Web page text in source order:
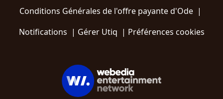
Conditions Générales de l'offre payante d'Ode |
Notifications | Gérer Utiq | Préférences cookies